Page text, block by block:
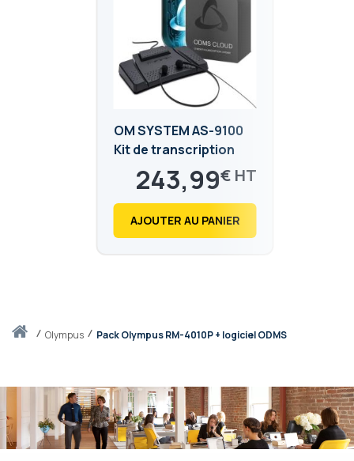
Accueilolympus Pack Olympus RM-4010P + logiciel ODMS
OM SYSTEM AS-9100
Kit de transcription
243,99€
AJOUTER AU PANIER